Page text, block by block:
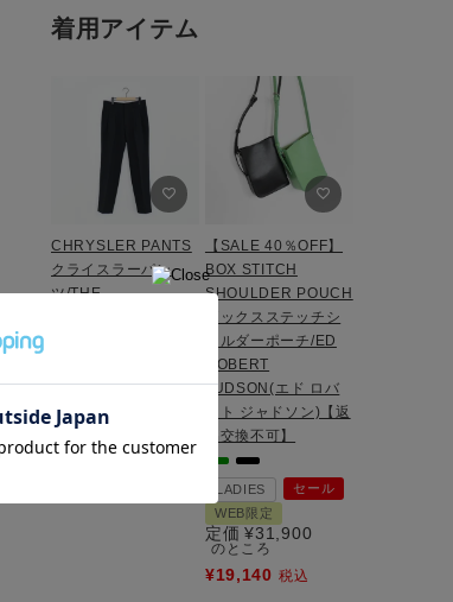
着用アイテム
CHRYSLER PANTS
クライスラーパン
ツ/THE
履き比べ
【SALE 40％OFF】
BOX STITCH
SHOULDER POUCH
ボックスステッチシ
ョルダーポーチ/ED
ROBERT
JUDSON(エド ロバ
ート ジャドソン)【返
品交換不可】
LADIES
セール
WEB限定
定価 ¥31,900
のところ
¥19,140 税込